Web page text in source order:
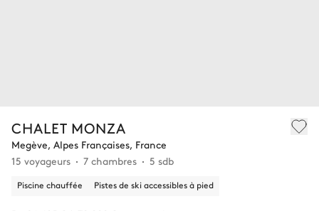
CHALET MONZA
Megève, Alpes Françaises, France
15 voyageurs
7 chambres 5 sdb
Piscine chauffée Pistes de ski accessibles à pied